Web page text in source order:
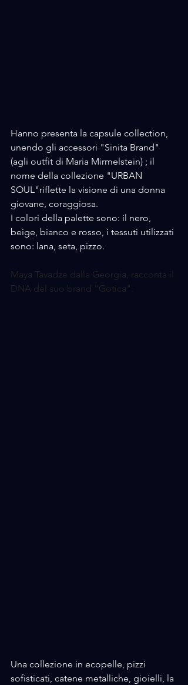
Hanno presenta la capsule collection,
unendo gli accessori "Sinita Brand"
(agli outfit di Maria Mirmelstein) ; il
nome della collezione "URBAN
SOUL"riflette la visione di una donna
giovane, coraggiosa.
I colori della palette sono: il nero,
beige, bianco e rosso, i tessuti utilizzati
sono: lana, seta, pizzo.
Maya Tavadze dalla Georgia, racconta il
DNA del suo brand "Gotica".
Una collezione in ecopelle, pizzi
sofisticati, catene metalliche, gioielli, la